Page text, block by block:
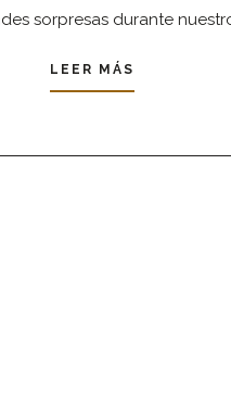
sorpresas durante
LEER MÁS